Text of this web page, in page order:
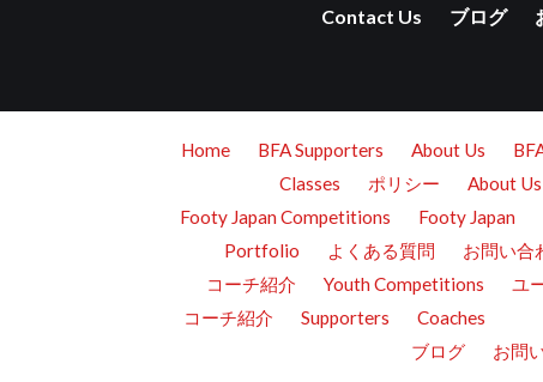
Contact Us ブログ
Home BFA Supporters About Us
Classes
ポリシー About Us
Footy Japan Competitions
Footy Japan
Portfolio
よくある質問 お問い合
コーチ紹介
Youth Competitions ユ
コーチ紹介
Supporters Coaches
ブログ
お問